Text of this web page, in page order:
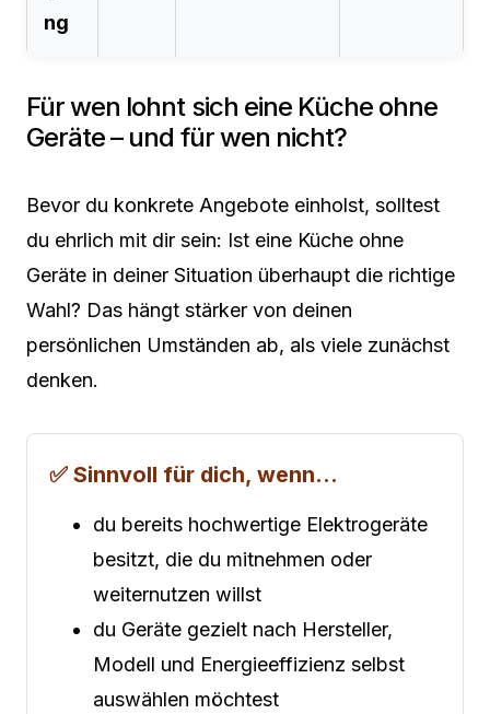
ng
Für wen lohnt sich eine Küche ohne
Geräte – und für wen nicht?
Bevor du konkrete Angebote einholst, solltest
du ehrlich mit dir sein: Ist eine Küche ohne
Geräte in deiner Situation überhaupt die richtige
Wahl? Das hängt stärker von deinen
persönlichen Umständen ab, als viele zunächst
denken.
✅ Sinnvoll für dich, wenn…
du bereits hochwertige Elektrogeräte
besitzt, die du mitnehmen oder
weiternutzen willst
du Geräte gezielt nach Hersteller,
Modell und Energieeffizienz selbst
auswählen möchtest